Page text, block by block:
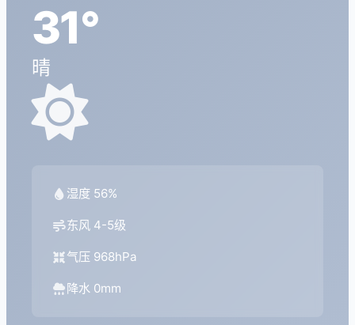
31°
晴
湿度 56%
东风 4-5级
气压 968hPa
降水 0mm